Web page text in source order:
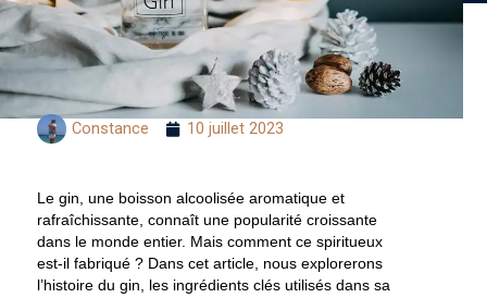
Constance 10 juillet 2023
Le gin, une boisson alcoolisée aromatique et
rafraîchissante, connaît une popularité croissante
dans le monde entier. Mais comment ce spiritueux
est-il fabriqué ? Dans cet article, nous explorerons
l’histoire du gin, les ingrédients clés utilisés dans sa